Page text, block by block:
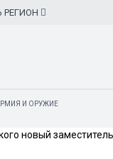
РЕГИОН
И ОРУЖИЕ